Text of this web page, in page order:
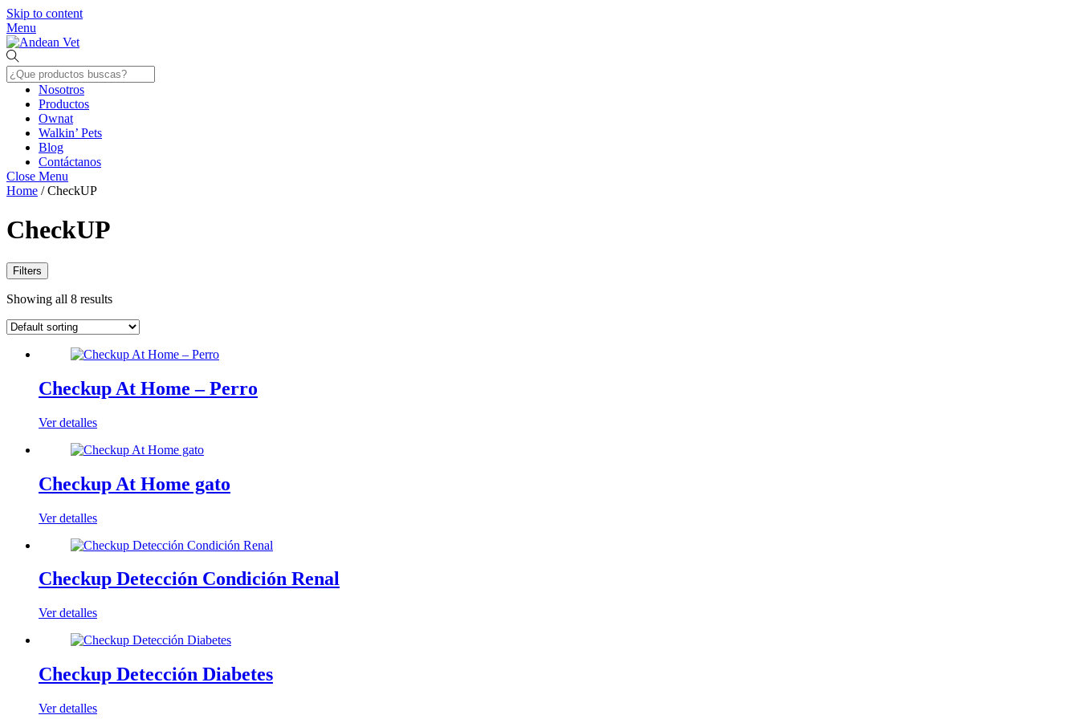
Skip to content
Menu
Nosotros
Productos
Ownat
Walkin’ Pets
Blog
Contáctanos
Close Menu
Home / CheckUP
CheckUP
Filters
Showing all 8 results
Checkup At Home – Perro
Ver detalles
Checkup At Home gato
Ver detalles
Checkup Detección Condición Renal
Ver detalles
Checkup Detección Diabetes
Ver detalles